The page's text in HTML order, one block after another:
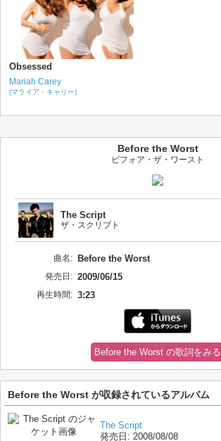
Obsessed
Mariah Carey
(マライア・キャリー)
Before the Worst
ビフォア・ザ・ワースト
The Script
ザ・スクリプト
曲名: Before the Worst
発売日: 2009/06/15
再生時間: 3:23
Before the Worst の歌詞をみる
Before the Worst が収録されているアルバム
The Script
発売日: 2008/08/08